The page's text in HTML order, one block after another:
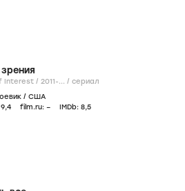
Person of Interest / 2011-... / сериал
/ США
9,4 film.ru: – IMDb: 8,5